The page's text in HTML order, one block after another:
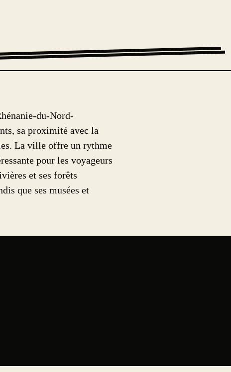
du-Nord-
sa proximité avec la
La ville offre un rythme
pour les voyageurs
et ses forêts
que ses musées et